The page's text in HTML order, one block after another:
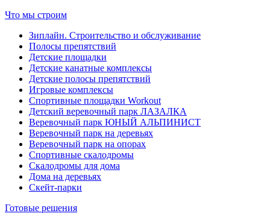
Что мы строим
Зиплайн. Cтроительство и обслуживание
Полосы препятствий
Детские площадки
Детские канатные комплексы
Детские полосы препятствий
Игровые комплексы
Спортивные площадки Workout
Детский веревочный парк ЛАЗАЛКА
Веревочный парк ЮНЫЙ АЛЬПИНИСТ
Веревочный парк на деревьях
Веревочный парк на опорах
Спортивные скалодромы
Скалодромы для дома
Дома на деревьях
Скейт-парки
Готовые решения